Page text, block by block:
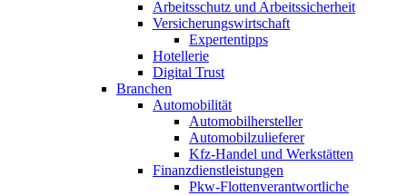
Arbeitsschutz und Arbeitssicherheit
Versicherungswirtschaft
Expertentipps
Hotellerie
Digital Trust
Branchen
Automobilität
Automobilhersteller
Automobilzulieferer
Kfz-Handel und Werkstätten
Finanzdienstleistungen
Pkw‑Flottenverantwortliche